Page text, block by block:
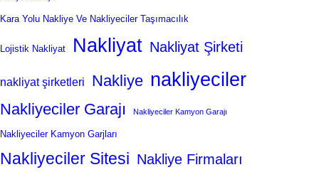
Kara Yolu Nakliye Ve Nakliyeciler Taşımacılık
Lojistik Nakliyat Nakliyat Nakliyat Şirketi
nakliyat şirketleri Nakliye nakliyeciler
Nakliyeciler Garajı Nakliyeciler Kamyon Garajı
Nakliyeciler Kamyon Garjları
Nakliyeciler Sitesi Nakliye Firmaları